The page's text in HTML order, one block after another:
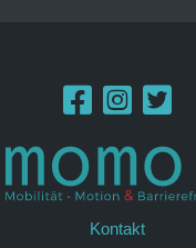
Kontakt